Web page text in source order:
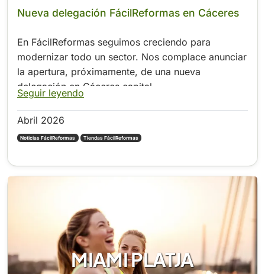
Nueva delegación FácilReformas en Cáceres
En FácilReformas seguimos creciendo para
modernizar todo un sector. Nos complace anunciar
la apertura, próximamente, de una nueva
delegación en Cáceres capital.
Seguir leyendo
Abril 2026
Noticias FácilReformas Tiendas FácilReformas
MIAMI PLATJA